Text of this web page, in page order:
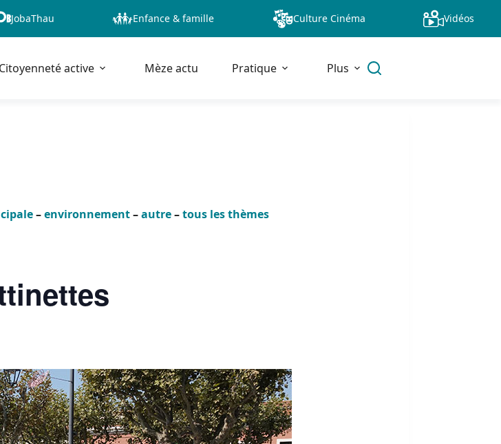
JobaThau Enfance & famille Culture Cinéma Vidéos
Citoyenneté active Mèze actu Pratique Plus
–environnement–autre–tous les thèmes